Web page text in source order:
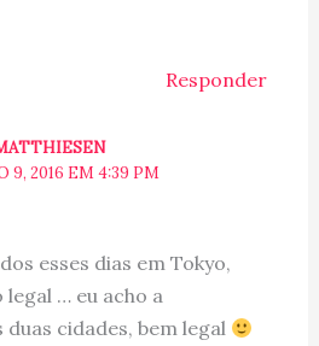
Responder
9, 2016 EM 4:39 PM
esses dias em Tokyo,
… eu acho a
cidades, bem legal